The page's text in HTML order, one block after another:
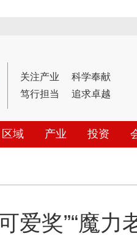
关注产业
科学奉献
笃行担当
追求卓越
区域 产业 投资
爱奖”“魔力